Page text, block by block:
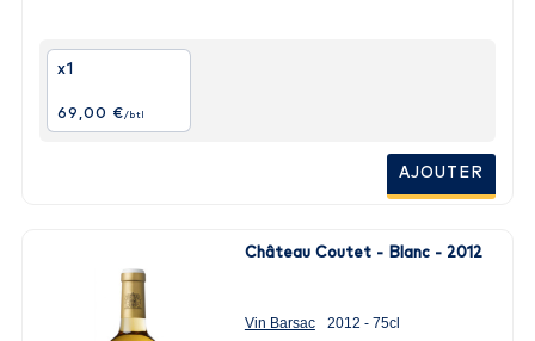
x1
69,00 €/btl
AJOUTER
Château Coutet - Blanc - 2012
Vin Barsac 2012 - 75cl